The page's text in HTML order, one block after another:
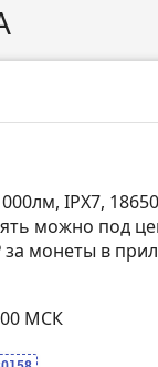
IPX7,
можно под
за монеты в
МСК